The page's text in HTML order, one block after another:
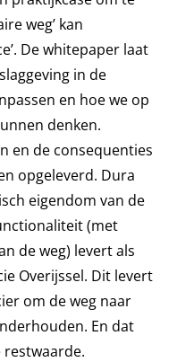
weg’ kan
De whitepaper laat
in de
en hoe we op
denken.
en de consequenties
opgeleverd. Dura
eigendom van de
(met
de weg) levert als
Overijssel. Dit levert
om de weg naar
En dat